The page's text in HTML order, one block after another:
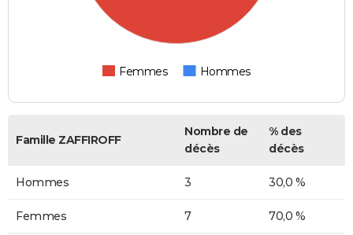
Femmes Hommes
Famille ZAFFIROFF
Nombre de
décès
% des
décès
Hommes 3 30,0 %
Femmes 7 70,0 %